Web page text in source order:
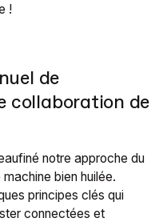
!
de
collaboration de
notre approche du
bien huilée.
principes clés qui
connectées et